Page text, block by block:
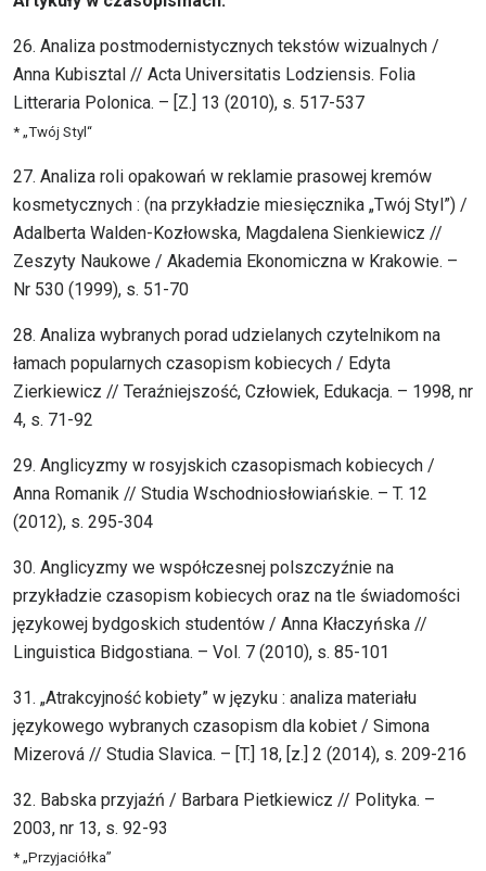
26. Analiza postmodernistycznych tekstów wizualnych /
Anna Kubisztal // Acta Universitatis Lodziensis. Folia
Litteraria Polonica. – [Z.] 13 (2010), s. 517-537
* „Twój Styl“
27. Analiza roli opakowań w reklamie prasowej kremów
kosmetycznych : (na przykładzie miesięcznika „Twój Styl”) /
Adalberta Walden-Kozłowska, Magdalena Sienkiewicz //
Zeszyty Naukowe / Akademia Ekonomiczna w Krakowie. –
Nr 530 (1999), s. 51-70
28. Analiza wybranych porad udzielanych czytelnikom na
łamach popularnych czasopism kobiecych / Edyta
Zierkiewicz // Teraźniejszość, Człowiek, Edukacja. – 1998, nr
4, s. 71-92
29. Anglicyzmy w rosyjskich czasopismach kobiecych /
Anna Romanik // Studia Wschodniosłowiańskie. – T. 12
(2012), s. 295-304
30. Anglicyzmy we współczesnej polszczyźnie na
przykładzie czasopism kobiecych oraz na tle świadomości
językowej bydgoskich studentów / Anna Kłaczyńska //
Linguistica Bidgostiana. – Vol. 7 (2010), s. 85-101
31. „Atrakcyjność kobiety” w języku : analiza materiału
językowego wybranych czasopism dla kobiet / Simona
Mizerová // Studia Slavica. – [T.] 18, [z.] 2 (2014), s. 209-216
32. Babska przyjaźń / Barbara Pietkiewicz // Polityka. –
2003, nr 13, s. 92-93
* „Przyjaciółka”